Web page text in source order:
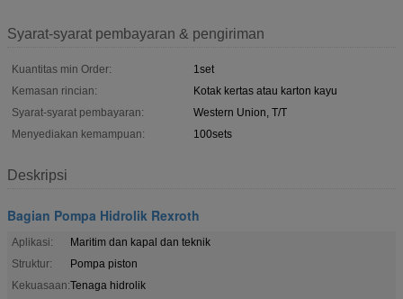
Syarat-syarat pembayaran & pengiriman
Kuantitas min Order:
1set
Kemasan rincian:
Kotak kertas atau karton kayu
Syarat-syarat pembayaran:
Western Union, T/T
Menyediakan kemampuan:
100sets
Deskripsi
Bagian Pompa Hidrolik Rexroth
Aplikasi:
Maritim dan kapal dan teknik
Struktur:
Pompa piston
Kekuasaan:Tenaga hidrolik